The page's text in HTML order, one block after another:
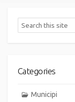
Search
Categories
Municipi